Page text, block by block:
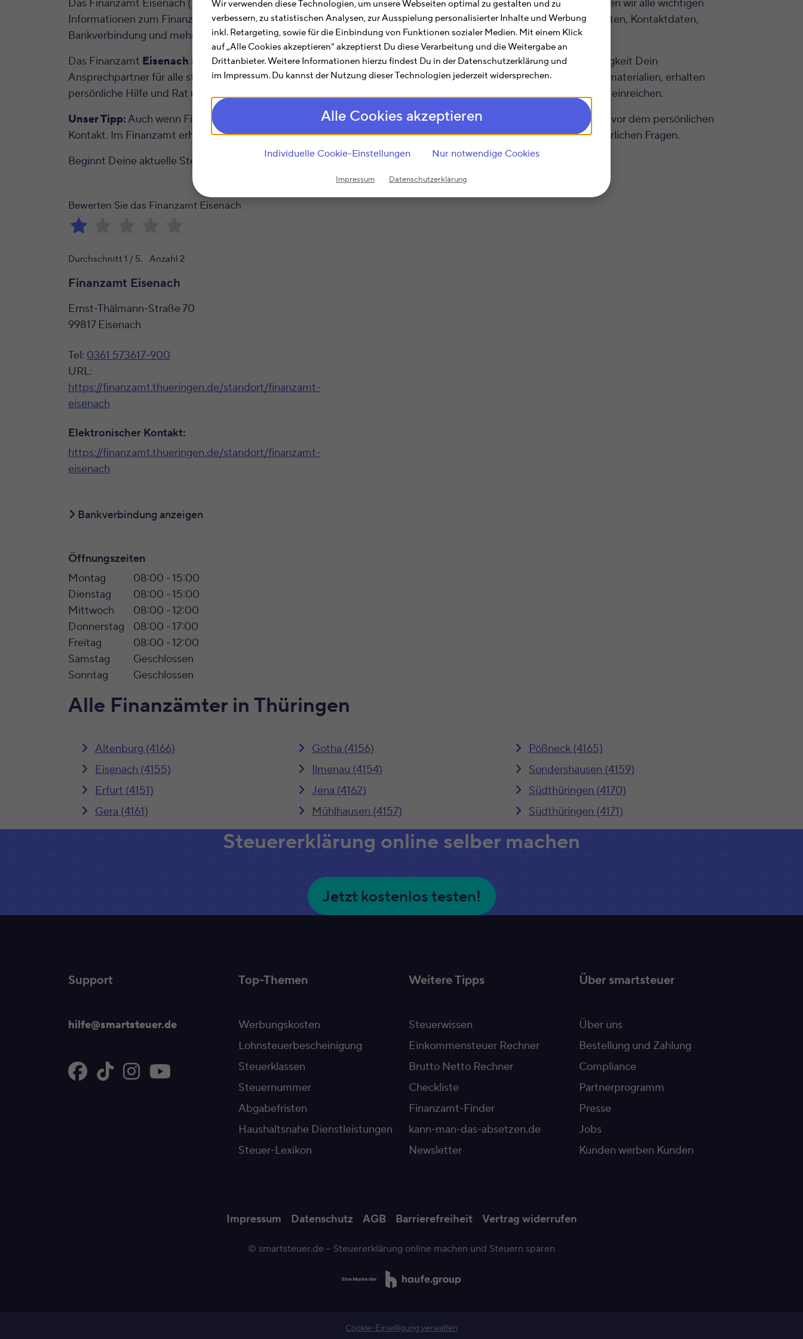
Wir verwenden diese Technologien, um unsere Webseiten optimal zu gestalten und zu
verbessern, zu statistischen Analysen, zur Ausspielung personalisierter Inhalte und Werbung
inkl. Retargeting, sowie für die Einbindung von Funktionen sozialer Medien. Mit einem Klick
auf „Alle Cookies akzeptieren“ akzeptierst Du diese Verarbeitung und die Weitergabe an
Drittanbieter. Weitere Informationen hierzu findest Du in der Datenschutzerklärung und
im Impressum. Du kannst der Nutzung dieser Technologien jederzeit widersprechen.
Alle Cookies akzeptieren
Individuelle Cookie-Einstellungen Nur notwendige Cookies
Impressum Datenschutzerklärung
Das Finanzamt Eisenach (Thüringen) hilft Dir bei allen Belangen rund um die Steuererklärung. Auf dieser Seite haben wir alle wichtigen
Informationen zum Finanzamt Eisenach für Dich zusammengefasst. Hier findest Du Informationen zu Öffnungszeiten, Kontaktdaten,
Bankverbindung und mehr.
Das Finanzamt Eisenach mit der Finanzamtsnummer4155ist im Rahmen der regionalen und sachlichen Zuständigkeit Dein
Ansprechpartner für alle steuerlichen Fragen und Angelegenheiten. Hier finden Bürger ausEisenachInformationsmaterialien, erhalten
persönliche Hilfe und Rat und können Anträge (z.B. zum Steuerklassenwechsel oder zu Lohnsteuerermäßigungen) einreichen.
Unser Tipp:Auch wenn Finanzämtern oft ein angestaubtes und bürokratisches Image anheftet, scheue Dich nicht vor dem persönlichen
Kontakt. Im Finanzamt erhältst Du im Rahmen der Zuständigkeit sicher verbindliche Auskünfte zu all Deinen steuerlichen Fragen.
Beginnt Deine aktuelle Steuernummer mit4155, dann ist das Finanzamt Eisenach für Dich zuständig.
Bewerten Sie das Finanzamt Eisenach
Durchschnitt 1 / 5. Anzahl 2
Finanzamt Eisenach
Ernst-Thälmann-Straße 70
99817 Eisenach
Tel: 0361 573617-900
URL:
https://finanzamt.thueringen.de/standort/finanzamt-
eisenach
Elektronischer Kontakt:
https://finanzamt.thueringen.de/standort/finanzamt-
eisenach
Bankverbindung anzeigen
Öffnungszeiten
Montag
08:00 - 15:00
Dienstag
08:00 - 15:00
Mittwoch
08:00 - 12:00
Donnerstag
08:00 - 17:00
Freitag
08:00 - 12:00
Samstag
Geschlossen
Sonntag
Geschlossen
Alle Finanzämter in Thüringen
Altenburg (4166)
Eisenach (4155)
Erfurt (4151)
Gera (4161)
Gotha (4156)
Ilmenau (4154)
Jena (4162)
Mühlhausen (4157)
Pößneck (4165)
Sondershausen (4159)
Südthüringen (4170)
Südthüringen (4171)
Steuererklärung online selber machen
Jetzt kostenlos testen!
Support
hilfe@smartsteuer.de
Top-Themen
Werbungskosten
Lohnsteuerbescheinigung
Steuerklassen
Steuernummer
Abgabefristen
Haushaltsnahe Dienstleistungen
Steuer-Lexikon
Weitere Tipps
Steuerwissen
Einkommensteuer Rechner
Brutto Netto Rechner
Checkliste
Finanzamt-Finder
kann-man-das-absetzen.de
Newsletter
Über smartsteuer
Über uns
Bestellung und Zahlung
Compliance
Partnerprogramm
Presse
Jobs
Kunden werben Kunden
Impressum Datenschutz AGB Barrierefreiheit Vertrag widerrufen
© smartsteuer.de – Steuererklärung online machen und Steuern sparen
Cookie-Einwilligung verwalten